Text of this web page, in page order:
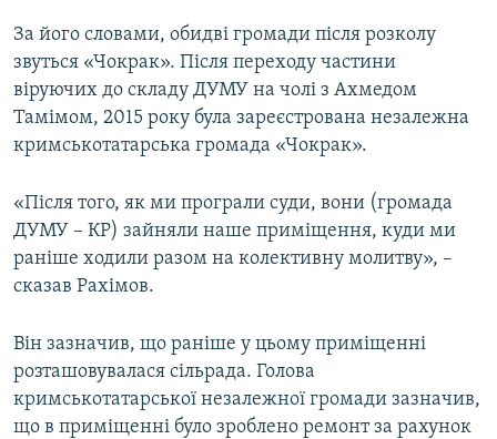
Усі сайти RFE/RL
За його словами, обидві громади після розколу
звуться «Чокрак». Після переходу частини
віруючих до складу ДУМУ на чолі з Ахмедом
Тамімом, 2015 року була зареєстрована незалежна
кримськотатарська громада «Чокрак».
«Після того, як ми програли суди, вони (громада
ДУМУ – КР) зайняли наше приміщення, куди ми
раніше ходили разом на колективну молитву», –
сказав Рахімов.
Він зазначив, що раніше у цьому приміщенні
розташовувалася сільрада. Голова
кримськотатарської незалежної громади зазначив,
що в приміщенні було зроблено ремонт за рахунок